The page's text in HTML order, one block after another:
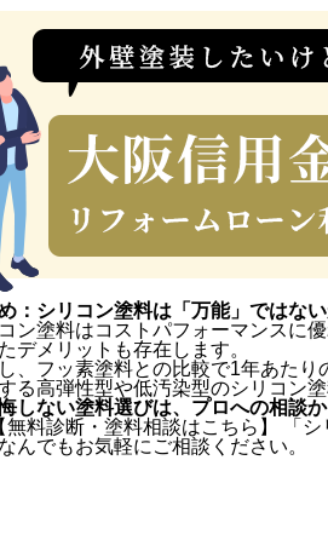
：シリコン塗料は「万能」ではな
ン塗料はコストパフォーマンスに
デメリットも存在します。
、フッ素塗料との比較で1年あた
る高弾性型や低汚染型のシリコン
しない塗料選びは、プロへの相談
無料診断・塗料相談はこちら 】 「
んでもお気軽にご相談ください。